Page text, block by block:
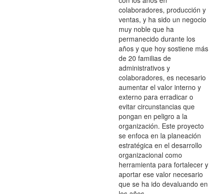
colaboradores, producción y
ventas, y ha sido un negocio
muy noble que ha
permanecido durante los
años y que hoy sostiene más
de 20 familias de
administrativos y
colaboradores, es necesario
aumentar el valor interno y
externo para erradicar o
evitar circunstancias que
pongan en peligro a la
organización. Este proyecto
se enfoca en la planeación
estratégica en el desarrollo
organizacional como
herramienta para fortalecer y
aportar ese valor necesario
que se ha ido devaluando en